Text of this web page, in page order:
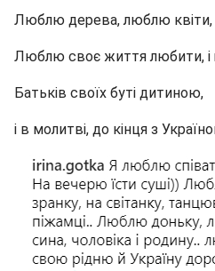
Люблю дерева, люблю квіти,
Люблю своє життя любити,
Батьків своїх буті дитиною,
і в молитві, до кінця з